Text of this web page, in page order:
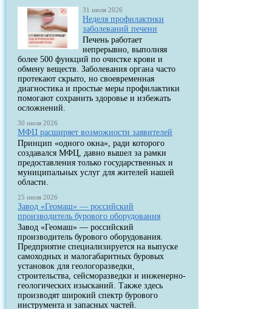
31 июля 2026
Неделя профилактики
заболеваний печени
Печень работает
непрерывно, выполняя
более 500 функций по очистке крови и
обмену веществ. Заболевания органа часто
протекают скрыто, но своевременная
диагностика и простые меры профилактики
помогают сохранить здоровье и избежать
осложнений.
30 июля 2026
МФЦ расширяет возможности заявителей
Принцип «одного окна», ради которого
создавался МФЦ, давно вышел за рамки
предоставления только государственных и
муниципальных услуг для жителей нашей
области.
25 июля 2026
Завод «Геомаш» — российский
производитель бурового оборудования
Завод «Геомаш» — российский
производитель бурового оборудования.
Предприятие специализируется на выпуске
самоходных и малогабаритных буровых
установок для геологоразведки,
строительства, сейсморазведки и инженерно-
геологических изысканий. Также здесь
производят широкий спектр бурового
инструмента и запасных частей.